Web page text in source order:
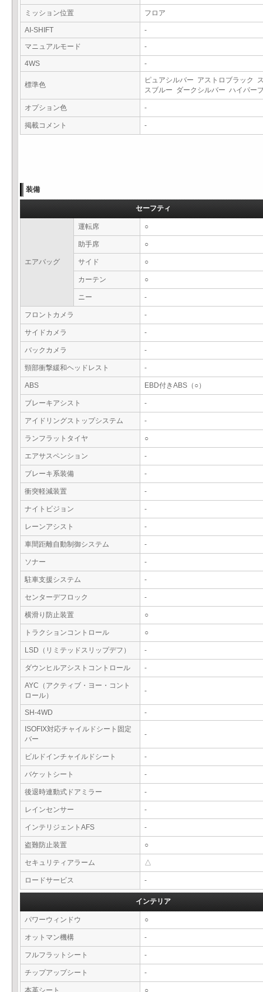
ミッション位置 フロア
AI-SHIFT
-
マニュアルモード
-
4WS -
標準色
ピュアシルバー アストロブラック
スブルー ダークシルバー ハイパー
オプション色 -
掲載コメント -
装備
セーフティ
エアバッグ
運転席 ○
助手席 ○
サイド ○
カーテン ○
ニー -
フロントカメラ -
サイドカメラ -
バックカメラ -
頸部衝撃緩和ヘッドレスト -
ABS EBD付きABS（○）
ブレーキアシスト -
アイドリングストップシステム -
ランフラットタイヤ ○
エアサスペンション -
ブレーキ系装備 -
衝突軽減装置 -
ナイトビジョン -
レーンアシスト -
車間距離自動制御システム -
ソナー -
駐車支援システム -
センターデフロック -
横滑り防止装置 ○
トラクションコントロール ○
LSD（リミテッドスリップデフ） -
ダウンヒルアシストコントロール -
AYC（アクティブ・ヨー・コント
ロール）
-
SH-4WD
-
ISOFIX対応チャイルドシート固定
バー
-
ビルドインチャイルドシート -
バケットシート -
後退時連動式ドアミラー -
レインセンサー -
インテリジェントAFS -
盗難防止装置 ○
セキュリティアラーム △
ロードサービス -
インテリア
パワーウィンドウ ○
オットマン機構 -
フルフラットシート -
チップアップシート -
本革シート ○